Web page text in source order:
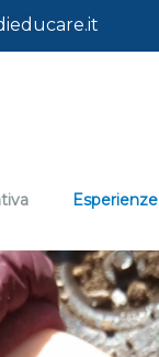
Esperienze